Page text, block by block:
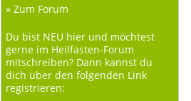
» Zum Forum
Du bist NEU hier und möchtest
gerne im Heilfasten-Forum
mitschreiben? Dann kannst du
dich über den folgenden Link
registrieren: